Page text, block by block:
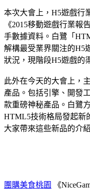
本次大會上，H5遊戲行
《2015移動遊戲行業
手數據資料。白鷺「
解構最受業界關注的H5
狀況，現階段H5遊戲的
此外在今天的大會上，
產品。包括引擎、開發
款重磅神秘產品。白鷺
HTML5技術格局發起新
大家帶來這些新品的介
團購美食桃園 《